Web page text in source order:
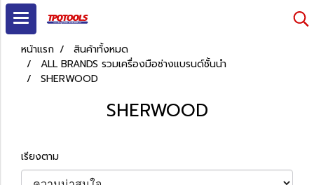
หน้าแรก
สินค้าทั้งหมด
ALL BRANDS รวมเครื่องมือช่างแบรนด์ชั้นนำ
SHERWOOD
SHERWOOD
เรียงตาม